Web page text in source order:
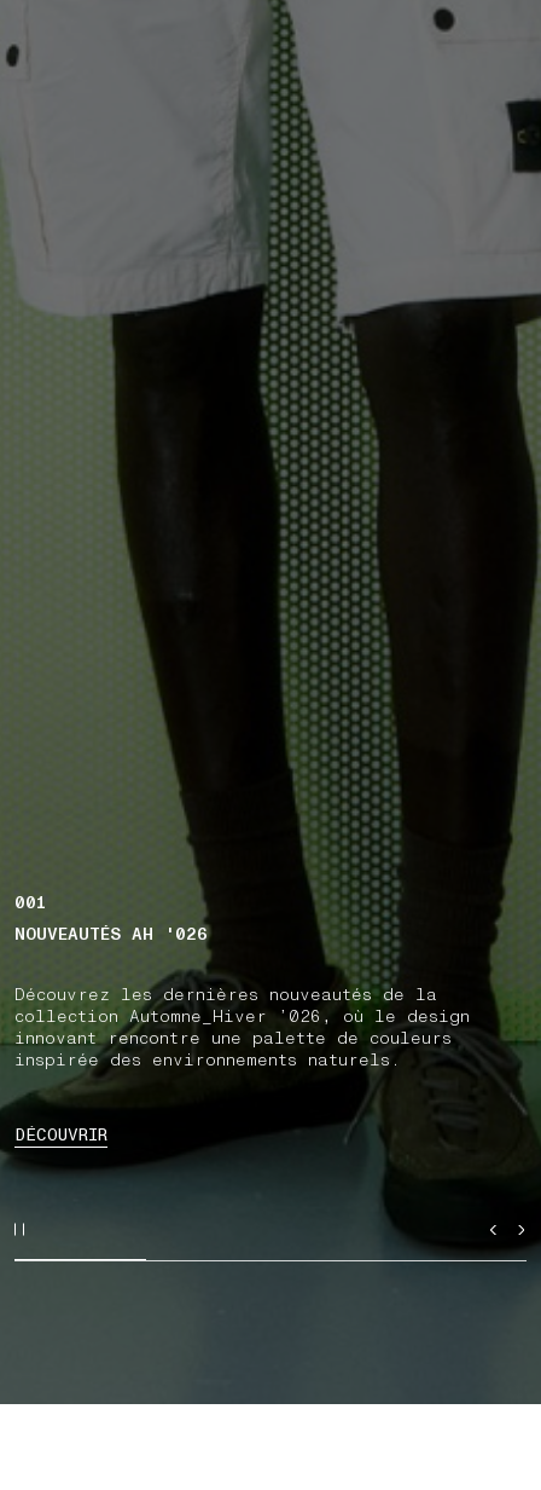
001
NOUVEAUTÉS AH '026
Découvrez les dernières nouveautés de la
collection Automne_Hiver ’026, où le design
innovant rencontre une palette de couleurs
inspirée des environnements naturels.
DÉCOUVRIR